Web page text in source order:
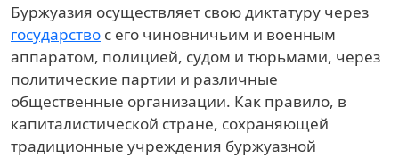
Буржуазия осуществляет свою диктатуру через
государство с его чиновничьим и военным
аппаратом, полицией, судом и тюрьмами, через
политические партии и различные
общественные организации. Как правило, в
капиталистической стране, сохраняющей
традиционные учреждения буржуазной